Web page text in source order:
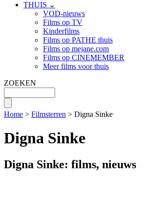
THUIS ⌄
VOD-nieuws
Films op TV
Kinderfilms
Films op PATHE thuis
Films op mejane.com
Films op CINEMEMBER
Meer films voor thuis
ZOEKEN
Home > Filmsterren > Digna Sinke
Digna Sinke
Digna Sinke: films, nieuws